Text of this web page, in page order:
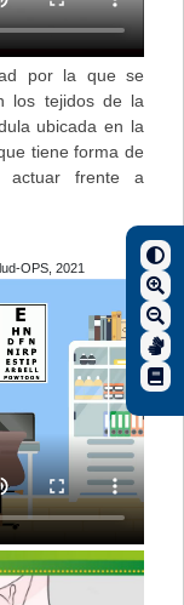
por la que se
los tejidos de la
ubicada en la
tiene forma de
actuar frente a
OPS, 2021